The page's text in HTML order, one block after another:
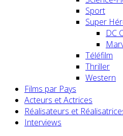
Sport
Super
DC
Téléfilm
Thriller
Western
Films par Pays
Acteurs et Actrices
Réalisateurs et
Interviews